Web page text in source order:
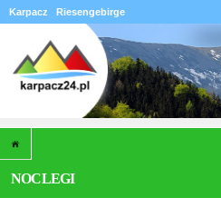
Karpacz Riesengebirge
NOCLEGI